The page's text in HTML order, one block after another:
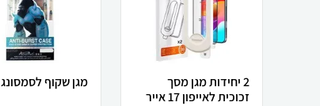
2 יחידות מגן מסך
זכוכית לאייפון 17 אייר
מגן שקוף לסמסונג S10